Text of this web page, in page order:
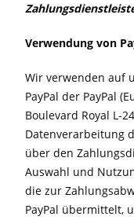
Verwendung von
Wir verwenden auf
PayPal der PayPal
Boulevard Royal L-
Datenverarbeitung
über den
Auswahl und
die zur
PayPal übermittelt,